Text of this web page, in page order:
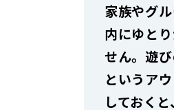
家族やグ
内にゆと
せん。遊
というア
しておく